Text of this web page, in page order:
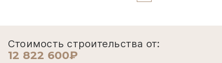
Стоимость строительства от:
12 822 600₽